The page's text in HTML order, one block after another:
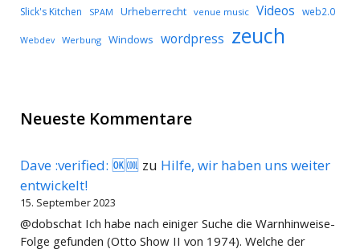
Slick's Kitchen SPAM Urheberrecht venue music Videos web2.0
Webdev Werbung Windows wordpress zeuch
Neueste Kommentare
Dave :verified: 🆗🆒 zu Hilfe, wir haben uns weiter
entwickelt!
15. September 2023
@dobschat Ich habe nach einiger Suche die Warnhinweise-
Folge gefunden (Otto Show II von 1974). Welche der